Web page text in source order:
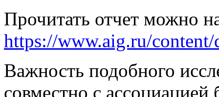
Прочитать отчет можно
https://www.aig.ru/content/
Важность подобного
совместно с